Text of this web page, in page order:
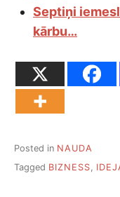
Septiņi
kārbu…
Posted in NAUDA
Tagged BIZNESS